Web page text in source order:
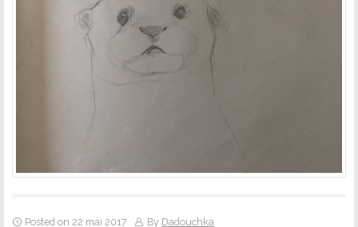
Posted on 22 mai 2017 By Dadouchka